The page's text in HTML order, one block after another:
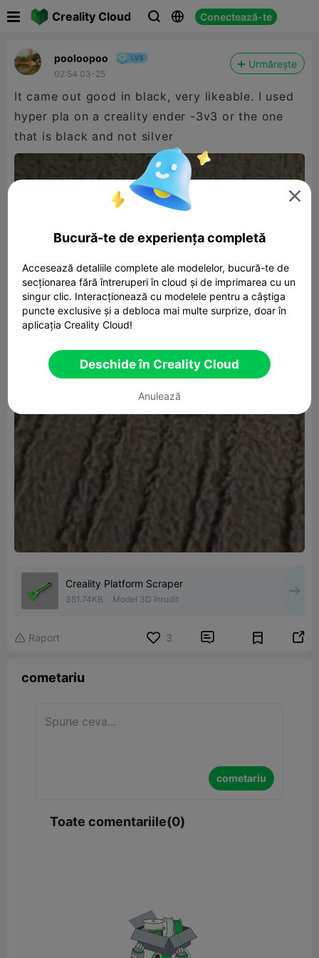
Creality Cloud   Conectează-te
pooloopoo
02:54 03-25
Urmărește
It came out good in black, very likeable. I used
hyper pla on a creality ender -3v3 or the one
that is black and not silver
Creality Platform Scraper
351.74KB Model 3D înrudit
 Raport 3  
cometariu
cometariu
Toate comentariile(0)

Bucură-te de experiența completă
Accesează detaliile complete ale modelelor, bucură-te de
secționarea fără întreruperi în cloud și de imprimarea cu un
singur clic. Interacționează cu modelele pentru a câștiga
puncte exclusive și a debloca mai multe surprize, doar în
aplicația Creality Cloud!
Deschide în Creality Cloud
Anulează